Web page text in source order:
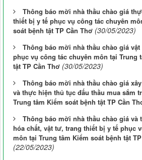
Thông báo mời nhà thầu chào giá
thiết bị y tế phục vụ công tác chuyên
soát bệnh tật TP Cần Thơ (30/05/2023)
Thông báo mời nhà thầu chào giá
phục vụ công tác chuyên môn tại Trung
tật TP Cần Thơ (30/05/2023)
Thông báo mời nhà thầu chào giá
và thực hiện thủ tục đấu thầu mua sắm
Trung tâm Kiểm soát bệnh tật TP Cần
Thông báo mời nhà thầu chào giá và
hóa chất, vật tư, trang thiết bị y tế phục
môn tại Trung tâm Kiểm soát bệnh tật
(22/05/2023)